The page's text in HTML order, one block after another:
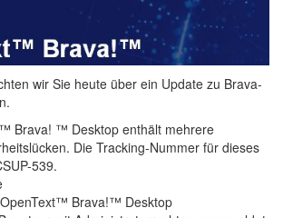
wir Sie heute über ein Update zu Brava-
Brava! ™ Desktop enthält mehrere
Die Tracking-Nummer für dieses
539.
Brava!™ Desktop